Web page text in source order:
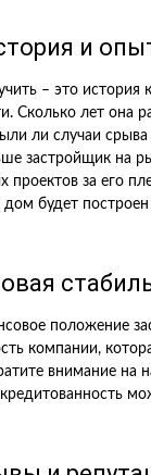
и
– это
Сколько лет она
ли случаи срыва
застройщик на
проектов за его
будет построен
положение
компании,
внимание на